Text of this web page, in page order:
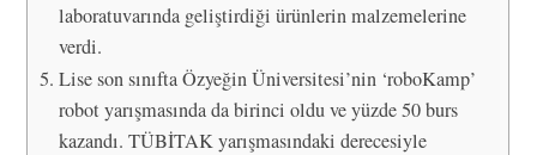
laboratuvarında geliştirdiği ürünlerin malzemelerine
verdi.
Lise son sınıfta Özyeğin Üniversitesi’nin ‘roboKamp’
robot yarışmasında da birinci oldu ve yüzde 50 burs
kazandı. TÜBİTAK yarışmasındaki derecesiyle